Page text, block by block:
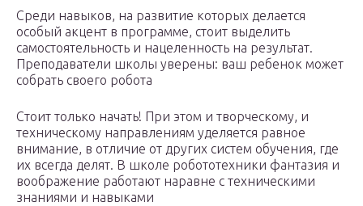
Среди навыков, на развитие которых делается
особый акцент в программе, стоит выделить
самостоятельность и нацеленность на результат.
Преподаватели школы уверены: ваш ребенок может
собрать своего робота
Стоит только начать! При этом и творческому, и
техническому направлениям уделяется равное
внимание, в отличие от других систем обучения, где
их всегда делят. В школе робототехники фантазия и
воображение работают наравне с техническими
знаниями и навыками